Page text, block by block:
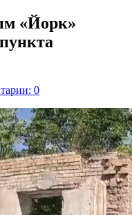
«Йорк»
0